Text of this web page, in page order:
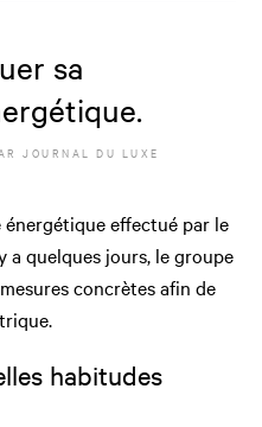
sa
JOURNAL DU LUXE
énergétique effectué par le
a quelques jours, le groupe
concrètes afin de
habitudes